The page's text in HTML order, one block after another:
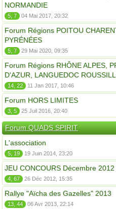
NORMANDIE
5, 7 04 Mai 2017, 20:32
Forum Régions POITOU
PYRÉNÉES
5, 7 29 Mai 2020, 09:35
Forum Régions RHÔNE ALPES,
D'AZUR, LANGUEDOC
14, 22 11 Jan 2017, 10:46
Forum HORS LIMITES
3, 5 25 Juil 2016, 20:40
Forum QUADS SPIRIT
L'association
5, 19 19 Juin 2014, 23:20
JEU CONCOURS Décembre 2012
4, 67 26 Déc 2012, 15:35
Rallye "Aïcha des Gazelles" 2013
13, 44 06 Avr 2013, 22:14